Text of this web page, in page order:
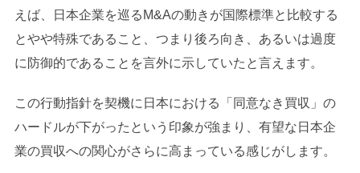
えば、日本企業を巡るM&Aの動きが国際標準と比較する
とやや特殊であること、つまり後ろ向き、あるいは過度
に防御的であることを言外に示していたと言えます。
この行動指針を契機に日本における「同意なき買収」の
ハードルが下がったという印象が強まり、有望な日本企
業の買収への関心がさらに高まっている感じがします。